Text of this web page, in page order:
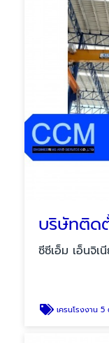
บริษัทติด
ซีซีเอ็ม เอ็นจิเ
เครนโรงงาน 5